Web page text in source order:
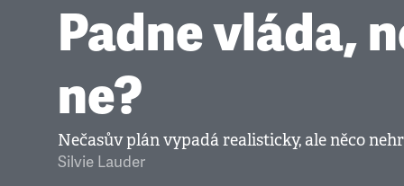
Padne vláda,
ne?
Nečasův plán vypadá realisticky, ale něco
Silvie Lauder